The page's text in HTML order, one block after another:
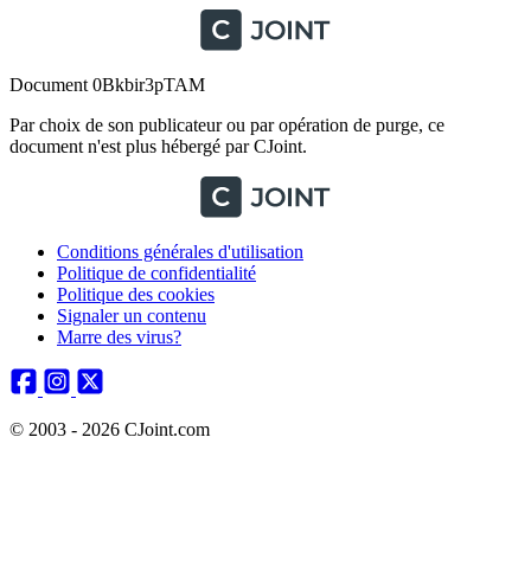
Document 0Bkbir3pTAM
Par choix de son publicateur ou par opération de purge, ce
document n'est plus hébergé par CJoint.
Conditions générales d'utilisation
Politique de confidentialité
Politique des cookies
Signaler un contenu
Marre des virus?
© 2003 - 2026 CJoint.com